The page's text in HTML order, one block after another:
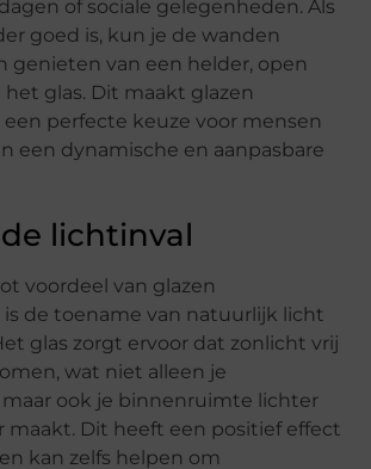
of sociale gelegenheden. Als
goed is, kun je de wanden
genieten van een helder, open
glas. Dit maakt glazen
perfecte keuze voor mensen
een dynamische en aanpasbare
lichtinval
voordeel van glazen
de toename van natuurlijk licht
glas zorgt ervoor dat zonlicht vrij
wat niet alleen je
ook je binnenruimte lichter
maakt. Dit heeft een positief effect
kan zelfs helpen om